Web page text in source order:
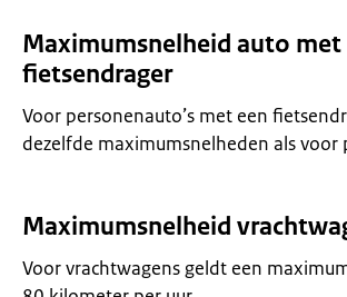
Maximumsnelheid auto met
fietsendrager
Voor personenauto’s met een
dezelfde maximumsnelheden als voor
Maximumsnelheid
Voor vrachtwagens geldt een